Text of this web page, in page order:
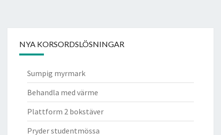
NYA KORSORDSLÖSNINGAR
Sumpig myrmark
Behandla med värme
Plattform 2 bokstäver
Pryder studentmössa